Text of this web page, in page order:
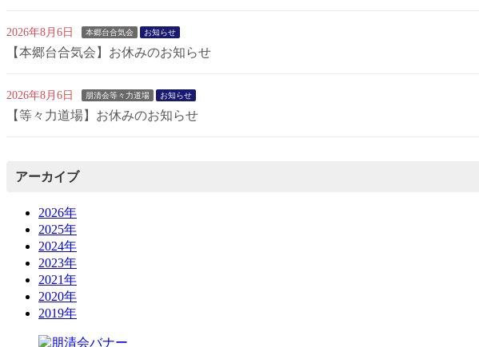
2026年8月6日 本郷台合気会 お知らせ
【本郷台合気会】お休みのお知らせ
2026年8月6日 朋清会等々力道場 お知らせ
【等々力道場】お休みのお知らせ
アーカイブ
2026年
2025年
2024年
2023年
2021年
2020年
2019年